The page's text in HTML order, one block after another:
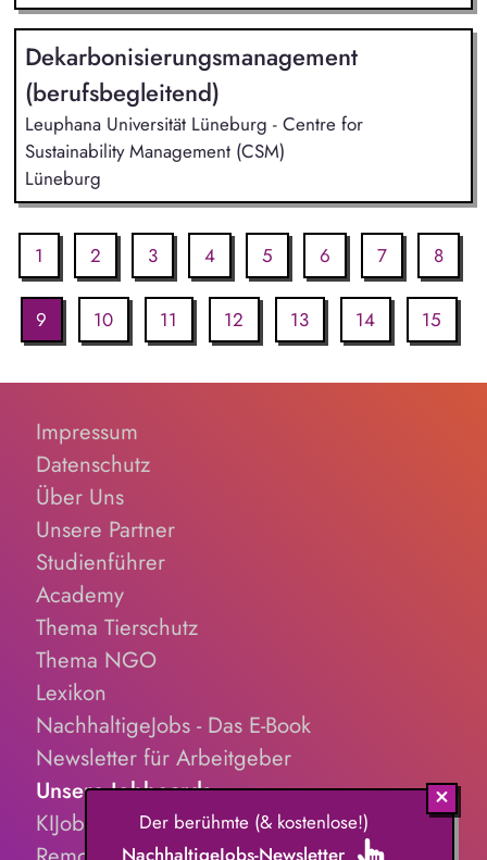
Dekarbonisierungsmanagement
(berufsbegleitend)
Leuphana Universität Lüneburg - Centre for
Sustainability Management (CSM)
Lüneburg
1 2 3 4 5 6 7 8
9 10 11 12 13 14 15
Impressum
Datenschutz
Über Uns
Unsere Partner
Studienführer
Academy
Thema Tierschutz
Thema NGO
Lexikon
NachhaltigeJobs - Das E-Book
Newsletter für Arbeitgeber
Unsere Jobboards
KIJobs.de
Der berühmte (& kostenlose!)
NachhaltigeJobs-Newsletter